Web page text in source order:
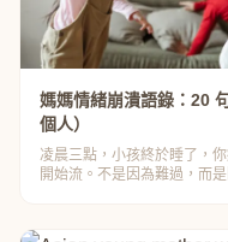
媽媽情緒崩潰語錄：20
個人）
凌晨三點，小孩終於睡了，
開始流。不是因為難過，而